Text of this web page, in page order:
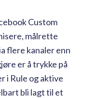
Custom
målrette
flere kanaler enn
er å trykke på
i Rule og aktive
bli lagt til et